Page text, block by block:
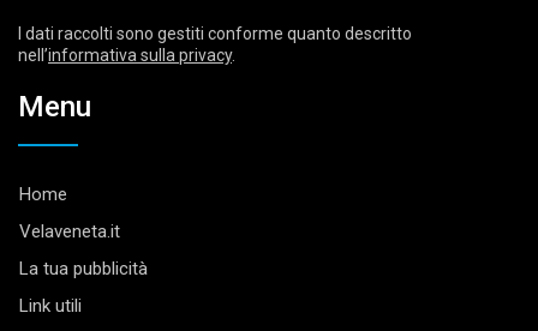
I dati raccolti sono gestiti conforme quanto descritto
nell’informativa sulla privacy.
Menu
Home
Velaveneta.it
La tua pubblicità
Link utili